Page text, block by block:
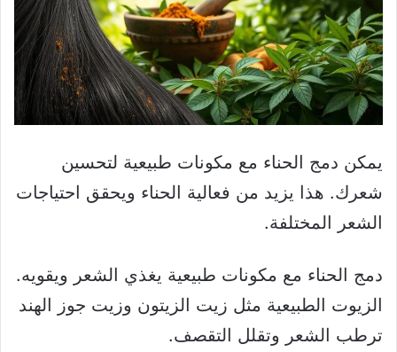
يمكن دمج الحناء مع مكونات طبيعية لتحسين
شعرك. هذا يزيد من فعالية الحناء ويحقق احتياجات
الشعر المختلفة.
دمج الحناء مع مكونات طبيعية يغذي الشعر ويقويه.
الزيوت الطبيعية مثل زيت الزيتون وزيت جوز الهند
ترطب الشعر وتقلل التقصف.